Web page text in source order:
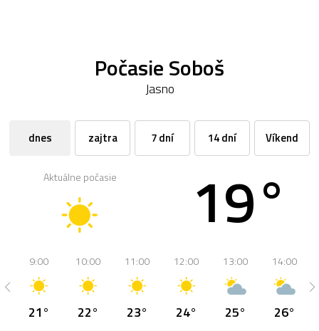
Počasie Soboš
Jasno
dnes zajtra 7 dní 14 dní Víkend
Aktuálne počasie 19°
9:00
21°
10:00
22°
11:00
23°
12:00
24°
13:00
25°
14:00
26°